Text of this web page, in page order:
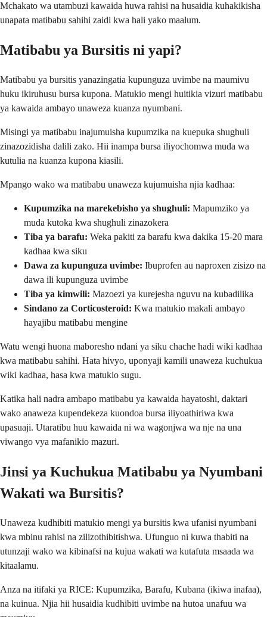
Mchakato wa utambuzi kawaida huwa rahisi na husaidia kuhakikisha
unapata matibabu sahihi zaidi kwa hali yako maalum.
Matibabu ya Bursitis ni yapi?
Matibabu ya bursitis yanazingatia kupunguza uvimbe na maumivu
huku ikiruhusu bursa kupona. Matukio mengi huitikia vizuri matibabu
ya kawaida ambayo unaweza kuanza nyumbani.
Misingi ya matibabu inajumuisha kupumzika na kuepuka shughuli
zinazozidisha dalili zako. Hii inampa bursa iliyochomwa muda wa
kutulia na kuanza kupona kiasili.
Mpango wako wa matibabu unaweza kujumuisha njia kadhaa:
Kupumzika na marekebisho ya shughuli: Mapumziko ya
muda kutoka kwa shughuli zinazokera
Tiba ya barafu: Weka pakiti za barafu kwa dakika 15-20 mara
kadhaa kwa siku
Dawa za kupunguza uvimbe: Ibuprofen au naproxen zisizo na
dawa ili kupunguza uvimbe
Tiba ya kimwili: Mazoezi ya kurejesha nguvu na kubadilika
Sindano za Corticosteroid: Kwa matukio makali ambayo
hayajibu matibabu mengine
Watu wengi huona maboresho ndani ya siku chache hadi wiki kadhaa
kwa matibabu sahihi. Hata hivyo, uponyaji kamili unaweza kuchukua
wiki kadhaa, hasa kwa matukio sugu.
Katika hali nadra ambapo matibabu ya kawaida hayatoshi, daktari
wako anaweza kupendekeza kuondoa bursa iliyoathiriwa kwa
upasuaji. Utaratibu huu kawaida ni wa wagonjwa wa nje na una
viwango vya mafanikio mazuri.
Jinsi ya Kuchukua Matibabu ya Nyumbani
Wakati wa Bursitis?
Unaweza kudhibiti matukio mengi ya bursitis kwa ufanisi nyumbani
kwa mbinu rahisi na zilizothibitishwa. Ufunguo ni kuwa thabiti na
utunzaji wako wa kibinafsi na kujua wakati wa kutafuta msaada wa
kitaalamu.
Anza na itifaki ya RICE: Kupumzika, Barafu, Kubana (ikiwa inafaa),
na kuinua. Njia hii husaidia kudhibiti uvimbe na hutoa unafuu wa